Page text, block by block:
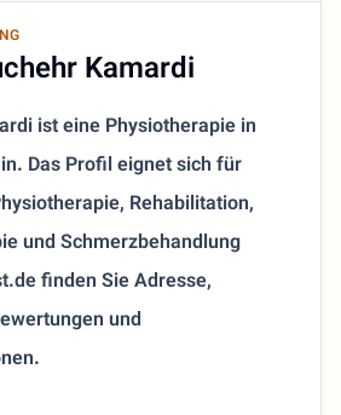
Kamardi
ist eine Physiotherapie in
Das Profil eignet sich für
Rehabilitation,
und Schmerzbehandlung
finden Sie Adresse,
und